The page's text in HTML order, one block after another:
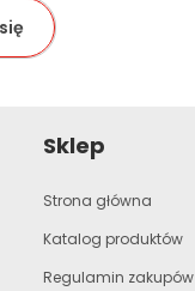
Sklep
Strona główna
Katalog produktów
Regulamin zakupów